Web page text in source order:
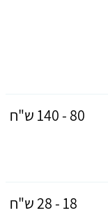
80 - 140 ש"ח
18 - 28 ש"ח